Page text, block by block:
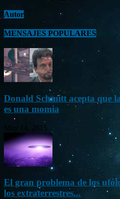
Autor
MENSAJES POPULARES
Donald Schmitt acepta que
es una momia
May 14, 2015
El gran problema de los
los extraterrestres...